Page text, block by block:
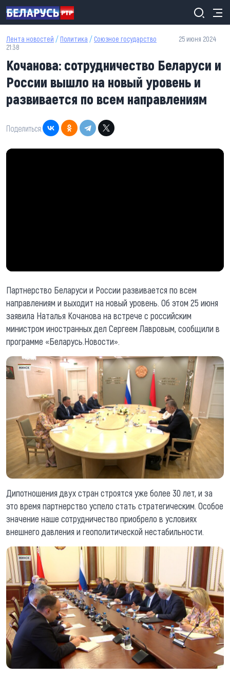
Перейти к основному содержанию
Лента новостей / Политика / Союзное государство
25 июня 2024
21:38
Кочанова: сотрудничество Беларуси и
России вышло на новый уровень и
развивается по всем направлениям
Поделиться:
Партнерство Беларуси и России развивается по всем
направлениям и выходит на новый уровень. Об этом 25 июня
заявила Наталья Кочанова на встрече с российским
министром иностранных дел Сергеем Лавровым, сообщили в
программе «Беларусь.Новости».
Дипотношения двух стран строятся уже более 30 лет, и за
это время партнерство успело стать стратегическим. Особое
значение наше сотрудничество приобрело в условиях
внешнего давления и геополитической нестабильности.